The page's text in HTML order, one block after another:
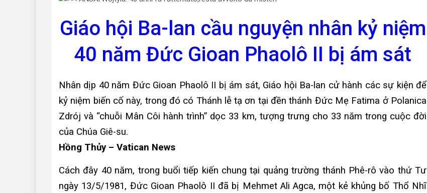
Giáo hội Ba-lan cầu nguyện nhân kỷ niệm
40 năm Đức Gioan Phaolô II bị ám sát
Nhân dịp 40 năm Đức Gioan Phaolô II bị ám sát, Giáo hội Ba-lan cử hành các sự kiện để
kỷ niệm biến cố này, trong đó có Thánh lễ tạ ơn tại đền thánh Đức Mẹ Fatima ở Polanica
Zdrój và “chuỗi Mân Côi hành trình” dọc 33 km, tượng trưng cho 33 năm trong cuộc đời
của Chúa Giê-su.
Hồng Thủy – Vatican News
Cách đây 40 năm, trong buổi tiếp kiến chung tại quảng trường thánh Phê-rô vào thứ Tư
ngày 13/5/1981, Đức Gioan Phaolô II đã bị Mehmet Ali Agca, một kẻ khủng bố Thổ Nhĩ